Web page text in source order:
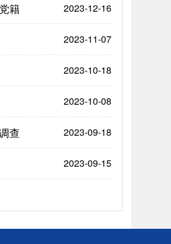
籍 2023-12-16
2023-11-07
2023-10-18
2023-10-08
查 2023-09-18
2023-09-15